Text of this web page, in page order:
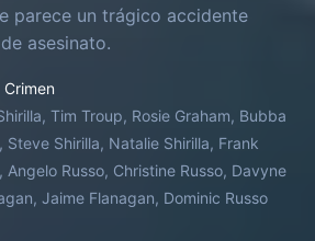
parece un trágico accidente
asesinato.
Crimen
Tim Troup, Rosie Graham, Bubba
Steve Shirilla, Natalie Shirilla, Frank
Angelo Russo, Christine Russo, Davyne
Jaime Flanagan, Dominic Russo